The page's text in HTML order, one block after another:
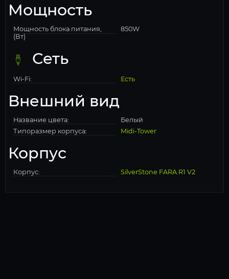
Мощность
Мощность блока питания,
(Вт)
850W
Сеть
Wi-Fi: Есть
Внешний вид
Название цвета:
Белый
Типоразмер корпуса:
Midi-Tower
Корпус
Корпус: SilverStone FARA R1 V2